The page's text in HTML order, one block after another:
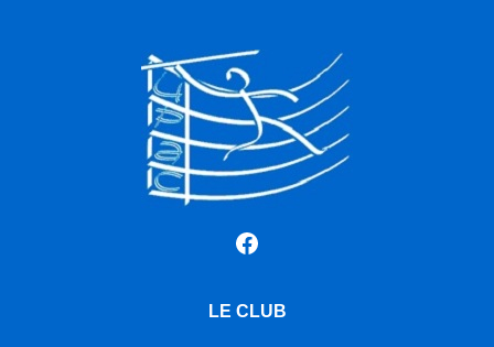
Facebook
LE CLUB